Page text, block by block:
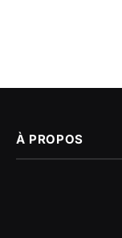
À PROPOS